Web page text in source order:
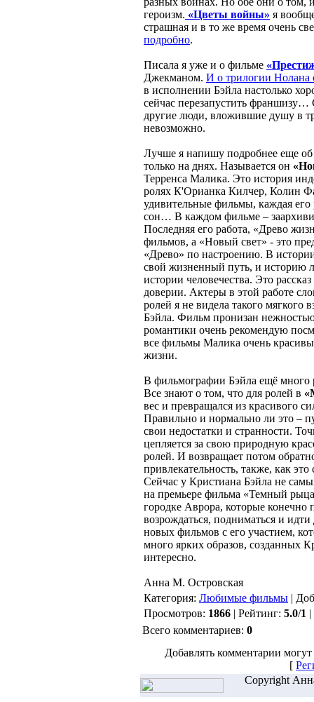
героизм. «Цветы войны» я
страшная и в то же время очень
подробно.
Писала я уже и о фильме
Джекманом. И о трилогии Нолана
в исполнении Бэйла настолько
сейчас перезапустить
другие люди, вложившие душу в
невозможно.
Лучше я напишу подробнее еще
только на днях. Называется он
Терренса Малика. Это история
ролях К'Орианка Килчер, Колин
удивительные фильмы, каждая его
сон… В каждом фильме –
Последняя его работа, «Древо
фильмов, а «Новый свет» - это
«Древо» по настроению. В
свой жизненный путь, и историю
истории человечества. Это
доверии. Актеры в этой работе
ролей я не видела такого мягкого
Бэйла. Фильм пронизан
романтики очень рекомендую
все фильмы Малика очень
жизни.
В фильмографии Бэйла ещё много
Все знают о том, что для ролей в
вес и превращался из красивого
Правильно и нормально ли это –
свои недостатки и странности.
цепляется за свою природную
ролей. И возвращает потом
привлекательность, также, как
Сейчас у Кристиана Бэйла не
на премьере фильма «Темный
городке Аврора, которые конечно
возрождаться, подниматься и
новых фильмов с его участием,
много ярких образов, созданных
интересно.
Анна М. Островская
Категория: Любимые фильмы |
Просмотров: 1866 | Рейтинг: 5.0/1 |
Всего комментариев: 0
Добавлять комментарии
[
Copyright